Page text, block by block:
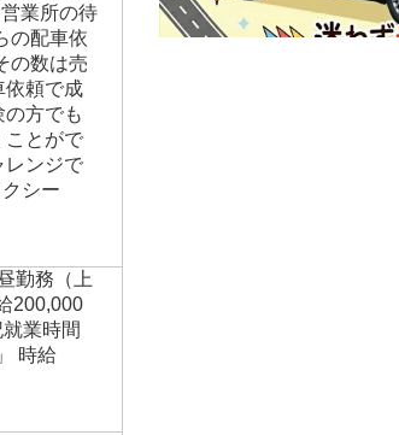
業所の待
の配車依
の数は売
依頼で成
方でも
ことがで
レンジで
シー
勤務（上
200,000
業時間
時給